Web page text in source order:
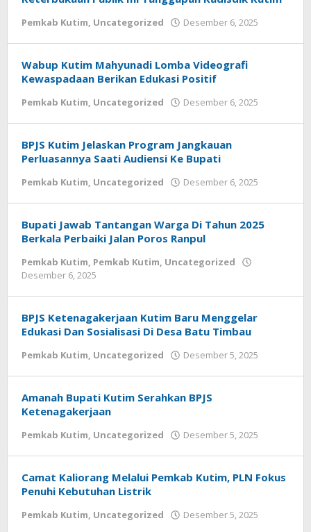
Pemkab Kutim, Uncategorized Desember 6, 2025
Wabup Kutim Mahyunadi Lomba Videografi
Kewaspadaan Berikan Edukasi Positif
Pemkab Kutim, Uncategorized Desember 6, 2025
BPJS Kutim Jelaskan Program Jangkauan
Perluasannya Saati Audiensi Ke Bupati
Pemkab Kutim, Uncategorized Desember 6, 2025
Bupati Jawab Tantangan Warga Di Tahun 2025
Berkala Perbaiki Jalan Poros Ranpul
Pemkab Kutim, Pemkab Kutim, Uncategorized
Desember 6, 2025
BPJS Ketenagakerjaan Kutim Baru Menggelar
Edukasi Dan Sosialisasi Di Desa Batu Timbau
Pemkab Kutim, Uncategorized Desember 5, 2025
Amanah Bupati Kutim Serahkan BPJS
Ketenagakerjaan
Pemkab Kutim, Uncategorized Desember 5, 2025
Camat Kaliorang Melalui Pemkab Kutim, PLN Fokus
Penuhi Kebutuhan Listrik
Pemkab Kutim, Uncategorized Desember 5, 2025